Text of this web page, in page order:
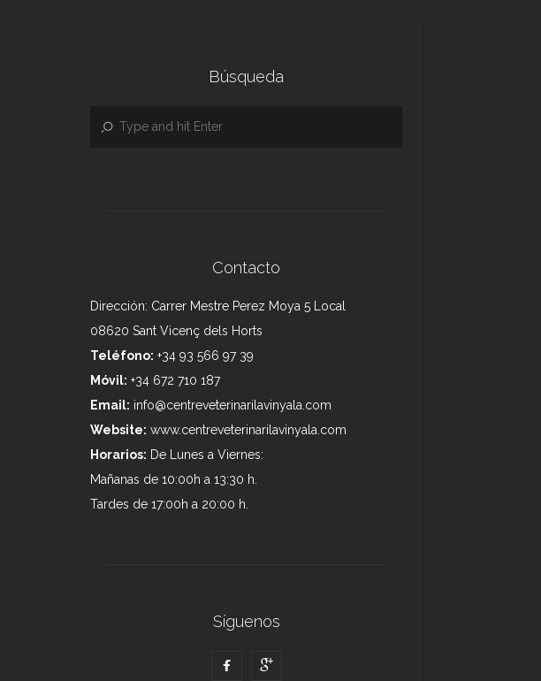
Búsqueda
Contacto
Dirección: Carrer Mestre Perez Moya 5 Local
08620 Sant Vicenç dels Horts
Teléfono: +34 93 566 97 39
Móvil: +34 672 710 187
Email: info@centreveterinarilavinyala.com
Website: www.centreveterinarilavinyala.com
Horarios: De Lunes a Viernes:
Mañanas de 10:00h a 13:30 h.
Tardes de 17:00h a 20:00 h.
Síguenos
 